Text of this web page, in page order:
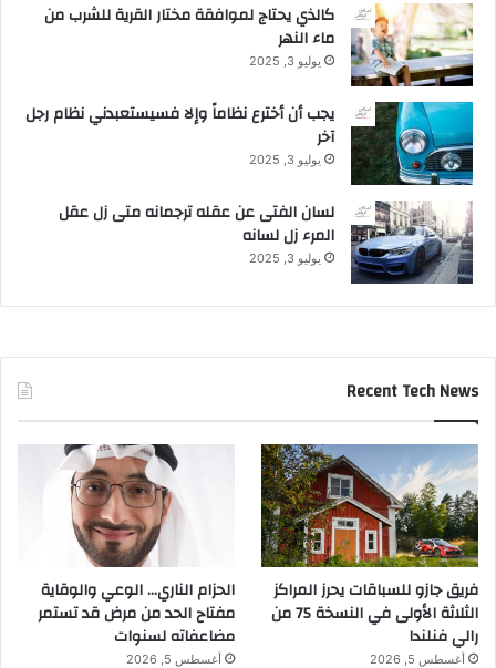
كالذي يحتاج لموافقة مختار القرية للشرب من
ماء النهر
يوليو 3, 2025
يجب أن أخترع نظاماً وإلا فسيستعبدني نظام رجل
آخر
يوليو 3, 2025
لسان الفتى عن عقله ترجمانه متى زل عقل
المرء زل لسانه
يوليو 3, 2025
Recent Tech News
فريق جازو للسباقات يحرز المراكز
الثلاثة الأولى في النسخة 75 من
رالي فنلندا
أغسطس 5, 2026
الحزام الناري… الوعي والوقاية
مفتاح الحد من مرض قد تستمر
مضاعفاته لسنوات
أغسطس 5, 2026